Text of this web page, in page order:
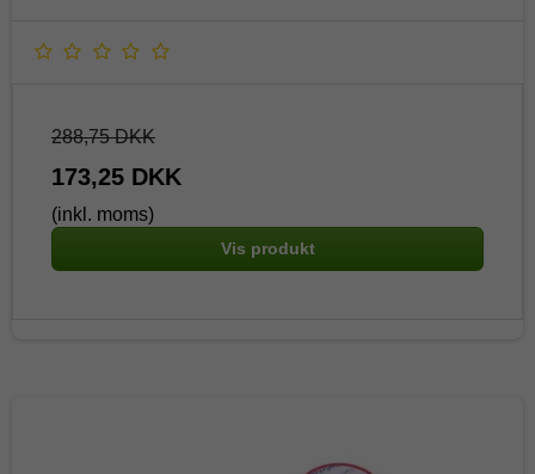
288,75 DKK
173,25 DKK
(inkl. moms)
Vis produkt